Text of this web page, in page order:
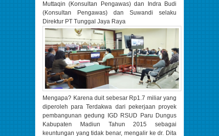
Muttaqin (Konsultan Pengawas) dan Indra Budi
(Konsultan Pengawas) dan Suwandi selaku
Direktur PT Tunggal Jaya Raya
Mengapa? Karena duit sebesar Rp1.7 miliar yang
diperoleh para Terdakwa dari pekerjaan proyek
pembangunan gedung IGD RSUD Paru Dungus
Kabupaten Madiun Tahun 2015 sebagai
keuntungan yang tidak benar, mengalir ke dr. Dita